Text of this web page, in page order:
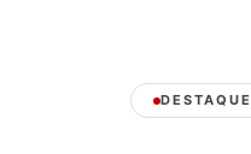
DESTAQUE